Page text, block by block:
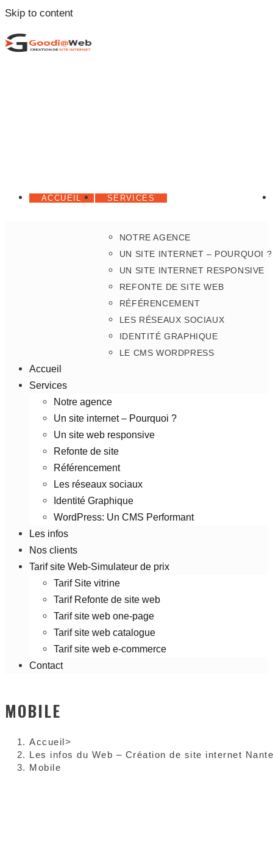
Skip to content
ACCUEIL SERVICES
NOTRE AGENCE
UN SITE INTERNET – POURQUOI ?
UN SITE INTERNET RESPONSIVE
REFONTE DE SITE WEB
RÉFÉRENCEMENT
LES RÉSEAUX SOCIAUX
IDENTITÉ GRAPHIQUE
LE CMS WORDPRESS
Accueil
Services
Notre agence
Un site internet – Pourquoi ?
Un site web responsive
Refonte de site
Référencement
Les réseaux sociaux
Identité Graphique
WordPress: Un CMS Performant
Les infos
Nos clients
Tarif site Web-Simulateur de prix
Tarif Site vitrine
Tarif Refonte de site web
Tarif site web one-page
Tarif site web catalogue
Tarif site web e-commerce
Contact
MOBILE
Accueil>
Les infos du Web – Création de site internet
Mobile